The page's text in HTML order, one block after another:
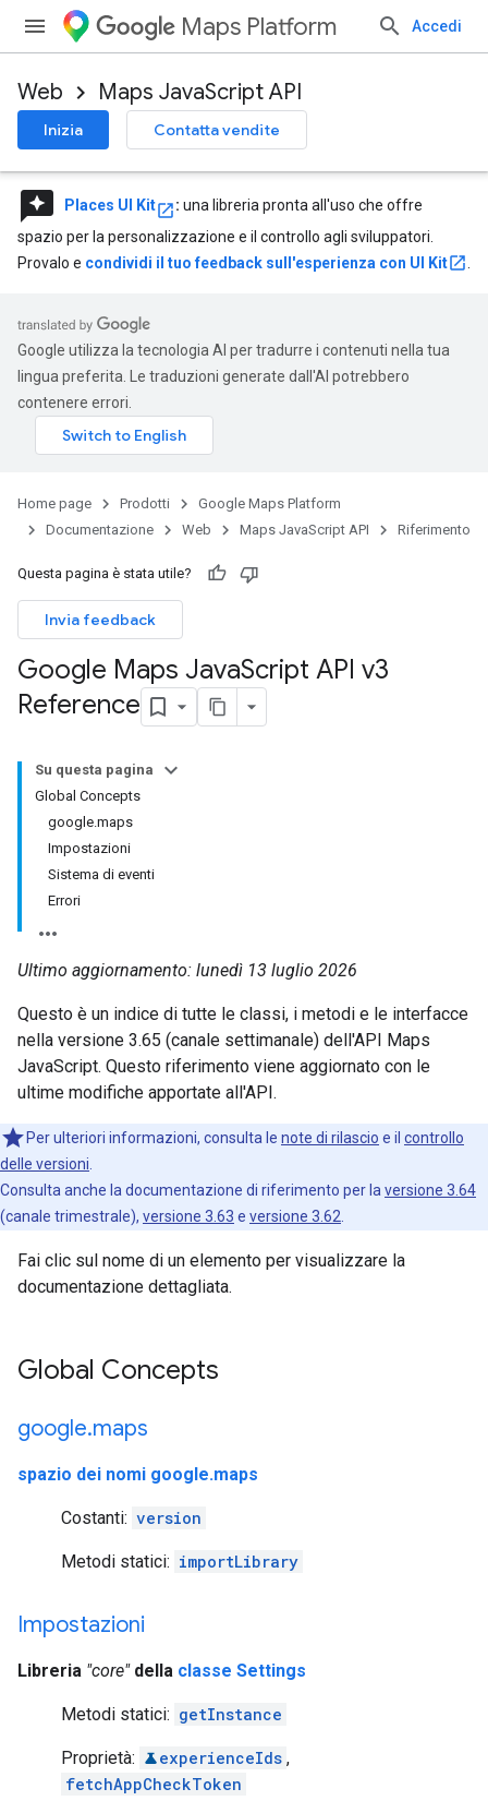
Maps Platform Accedi
Web Maps JavaScript API
Inizia Contatta vendite
reviews Places UI Kit : una libreria pronta all'uso che offre
spazio per la personalizzazione e il controllo agli sviluppatori.
Provalo e condividi il tuo feedback sull'esperienza con UI Kit
Google utilizza la tecnologia AI per tradurre i contenuti nella tua
lingua preferita. Le traduzioni generate dall'AI potrebbero
contenere errori.
Home page Prodotti
Google Maps Platform
Documentazione
Web Maps JavaScript API Riferimento
Questa pagina è stata utile?
Invia feedback
Google Maps JavaScript API v3
Reference
Su questa pagina
Global Concepts
google.maps
Impostazioni
Sistema di eventi
Errori
Ultimo aggiornamento: lunedì 13 luglio 2026
Questo è un indice di tutte le classi, i metodi e le interfacce
nella versione 3.65 (canale settimanale) dell'API Maps
JavaScript. Questo riferimento viene aggiornato con le
ultime modifiche apportate all'API.
Per ulteriori informazioni, consulta le note di rilascio e il controllo
delle versioni
Consulta anche la documentazione di riferimento per la versione 3.64
(canale trimestrale), versione 3.63 e versione 3.62
Fai clic sul nome di un elemento per visualizzare la
documentazione dettagliata.
Global Concepts
google.maps
spazio dei nomi google.maps
Costanti: version
Metodi statici: importLibrary
Impostazioni
Libreria "core"della classe Settings
Metodi statici: getInstance
Proprietà: experienceIds ,
fetchAppCheckToken